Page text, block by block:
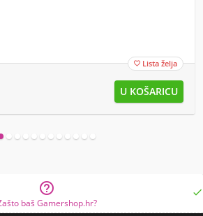
 Lista želja

baš Gamershop.hr?
